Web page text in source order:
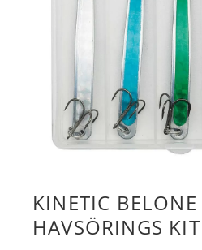
KINETIC BELONE
HAVSÖRINGS